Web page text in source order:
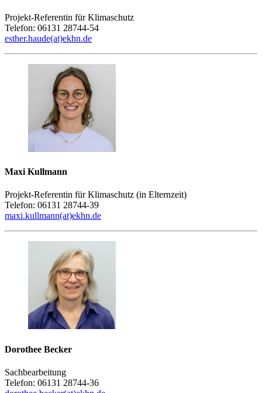
Projekt-Referentin für Klimaschutz
Telefon: 06131 28744-54
esther.haude(at)ekhn.de
Maxi Kullmann
Projekt-Referentin für Klimaschutz (in Elternzeit)
Telefon: 06131 28744-39
maxi.kullmann(at)ekhn.de
Dorothee Becker
Sachbearbeitung
Telefon: 06131 28744-36